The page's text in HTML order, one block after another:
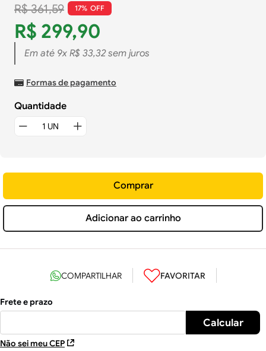
R$ 361,59 17%
R$ 299,90
Em até 9x R$ 33,32sem juros
Formas de pagamento
Quantidade
Adicionar ao carrinho
Comprar
Não sei meu CEP